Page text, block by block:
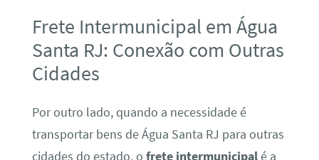
Frete Intermunicipal em Água
Santa RJ: Conexão com Outras
Cidades
Por outro lado, quando a necessidade é
transportar bens de Água Santa RJ para outras
cidades do estado, o frete intermunicipalé a